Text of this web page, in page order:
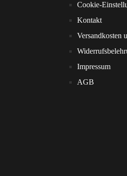
Cookie-
Kontakt
Versandkosten
Impressum
AGB